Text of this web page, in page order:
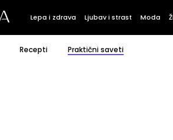
Lepa i zdrava Ljubav i strast Moda
Recepti Praktični saveti